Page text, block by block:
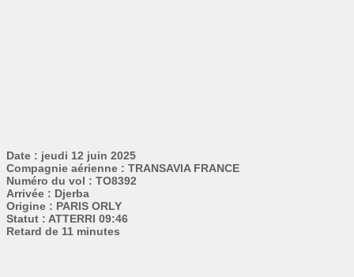
Date : jeudi 12 juin 2025
Compagnie aérienne : TRANSAVIA FRANCE
Numéro du vol : TO8392
Arrivée : Djerba
Origine : PARIS ORLY
Statut : ATTERRI 09:46
Retard de 11 minutes